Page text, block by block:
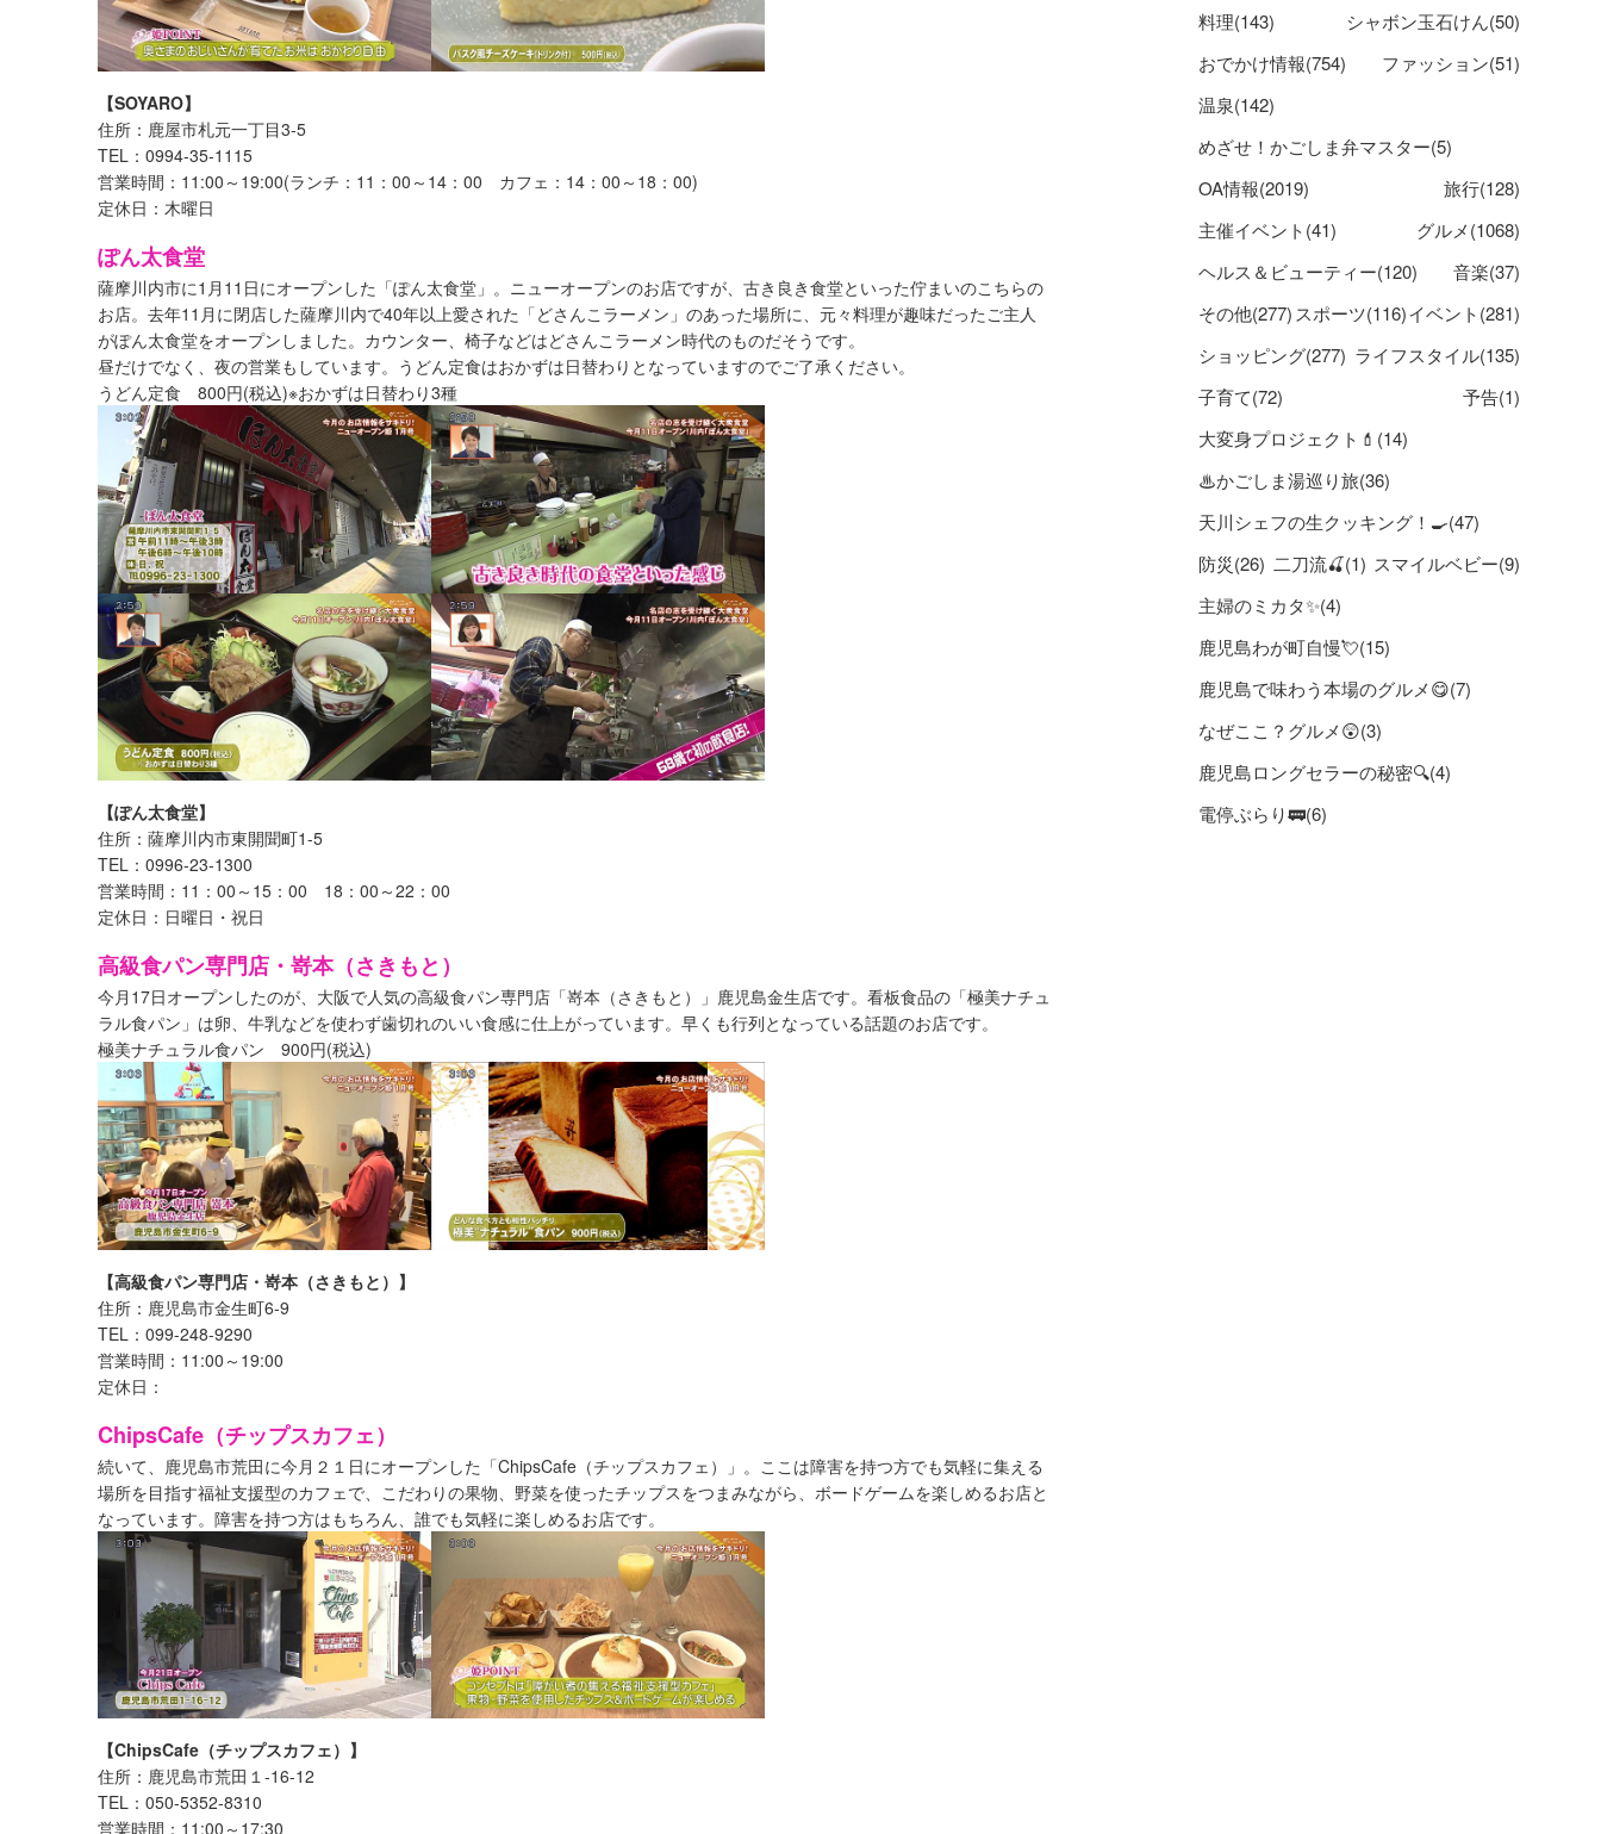
【SOYARO】
住所：鹿屋市札元一丁目3-5
TEL：0994-35-1115
営業時間：11:00～19:00(ランチ：11：00～14：00 カフェ：14：00～18：00)
定休日：木曜日
ぽん太食堂
薩摩川内市に1月11日にオープンした「ぽん太食堂」。ニューオープンのお店ですが、古き良き食堂といった佇まいのこちらの
お店。去年11月に閉店した薩摩川内で40年以上愛された「どさんこラーメン」のあった場所に、元々料理が趣味だったご主人
がぽん太食堂をオープンしました。カウンター、椅子などはどさんこラーメン時代のものだそうです。
昼だけでなく、夜の営業もしています。うどん定食はおかずは日替わりとなっていますのでご了承ください。
うどん定食 800円(税込)※おかずは日替わり3種
【ぽん太食堂】
住所：薩摩川内市東開聞町1-5
TEL：0996-23-1300
営業時間：11：00～15：00 18：00～22：00
定休日：日曜日・祝日
高級食パン専門店・嵜本（さきもと）
今月17日オープンしたのが、大阪で人気の高級食パン専門店「嵜本（さきもと）」鹿児島金生店です。看板食品の「極美ナチュ
ラル食パン」は卵、牛乳などを使わず歯切れのいい食感に仕上がっています。早くも行列となっている話題のお店です。
極美ナチュラル食パン 900円(税込)
【高級食パン専門店・嵜本（さきもと）】
住所：鹿児島市金生町6-9
TEL：099-248-9290
営業時間：11:00～19:00
定休日：
ChipsCafe（チップスカフェ）
続いて、鹿児島市荒田に今月２１日にオープンした「ChipsCafe（チップスカフェ）」。ここは障害を持つ方でも気軽に集える
場所を目指す福祉支援型のカフェで、こだわりの果物、野菜を使ったチップスをつまみながら、ボードゲームを楽しめるお店と
なっています。障害を持つ方はもちろん、誰でも気軽に楽しめるお店です。
【ChipsCafe（チップスカフェ）】
住所：鹿児島市荒田１-16-12
TEL：050-5352-8310
営業時間：11:00～17:30
料理(143)
シャボン玉石けん(50)
おでかけ情報(754)
ファッション(51)
温泉(142)
めざせ！かごしま弁マスター(5)
OA情報(2019)
旅行(128)
主催イベント(41)
グルメ(1068)
ヘルス＆ビューティー(120)
音楽(37)
その他(277) スポーツ(116)イベント(281)
ショッピング(277) ライフスタイル(135)
子育て(72)
予告(1)
大変身プロジェクト💄(14)
♨かごしま湯巡り旅(36)
天川シェフの生クッキング！🍳(47)
防災(26) 二刀流🍒(1) スマイルベビー(9)
主婦のミカタ✨(4)
鹿児島わが町自慢💘(15)
鹿児島で味わう本場のグルメ😋(7)
なぜここ？グルメ😲(3)
鹿児島ロングセラーの秘密🔍(4)
電停ぶらり🚃(6)